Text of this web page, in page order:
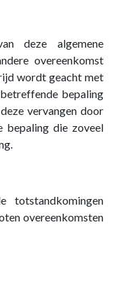
deze algemene
overeenkomst
wordt geacht met
bepaling
vervangen door
bepaling die zoveel
overeenkomsten